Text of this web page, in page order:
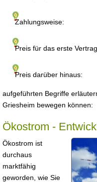
Zahlungsweise:
Preis für das erste
Preis darüber hinaus:
aufgeführten Begriffe
Griesheim bewegen können:
Ökostrom -
Ökostrom ist
durchaus
marktfähig
geworden, wie Sie